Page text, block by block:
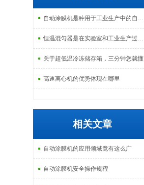
自动涂膜机是种用于工业生产中的自动化设备
恒温混匀器是在实验室和工业生产过程中常见的设备
关于超低温冷冻储存箱，三分钟您就懂
高速离心机的优势体现在哪里
相关文章
自动涂膜机的应用领域竟有这么广
自动涂膜机安全操作规程